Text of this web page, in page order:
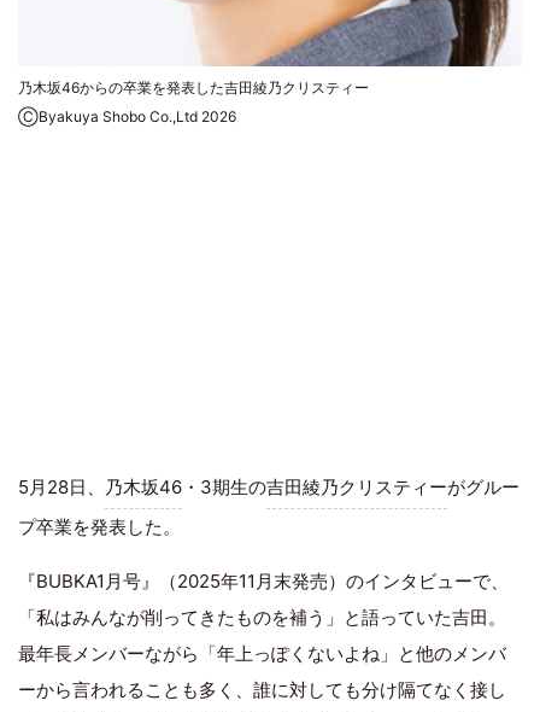
乃木坂46からの卒業を発表した吉田綾乃クリスティー
ⒸByakuya Shobo Co.,Ltd 2026
5月28日、 乃木坂46 ・3期生の吉田綾乃クリスティーがグルー
プ卒業を発表した。
『BUBKA1月号』（2025年11月末発売）のインタビューで、
「私はみんなが削ってきたものを補う」と語っていた吉田。
最年長メンバーながら「年上っぽくないよね」と他のメンバ
ーから言われることも多く、誰に対しても分け隔てなく接し